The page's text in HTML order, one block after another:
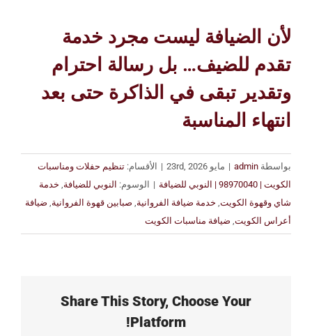
لأن الضيافة ليست مجرد خدمة
تقدم للضيف… بل رسالة احترام
وتقدير تبقى في الذاكرة حتى بعد
انتهاء المناسبة
بواسطة admin
| مايو 23rd, 2026 | الأقسام: تنظيم حفلات ومناسبات
الكويت | 98970040 | النوبي للضيافة
| الوسوم: النوبي للضيافة خدمة
شاي وقهوة الكويت خدمة ضيافة الفروانية صبابين قهوة الفروانية ضيافة
أعراس الكويت ضيافة مناسبات الكويت
Share This Story, Choose Your
Platform!